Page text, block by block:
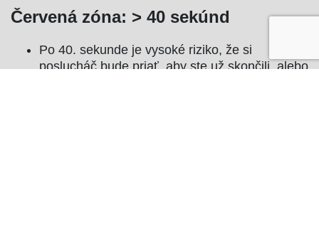
Červená zóna: > 40 sekúnd
Po 40. sekunde je vysoké riziko, že si
poslucháč bude priať, aby ste už skončili, alebo